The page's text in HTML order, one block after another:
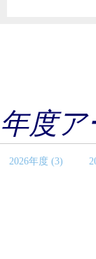
年度
2026年度 (3)